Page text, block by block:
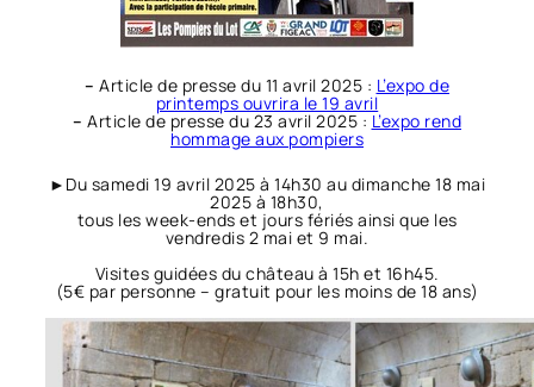
– Article de presse du 11 avril 2025 : L’expo de
printemps ouvrira le 19 avril
– Article de presse du 23 avril 2025 : L’expo rend
hommage aux pompiers
►Du samedi 19 avril 2025 à 14h30 au dimanche 18 mai
2025 à 18h30,
tous les week-ends et jours fériés ainsi que les
vendredis 2 mai et 9 mai.
Visites guidées du château à 15h et 16h45.
(5€ par personne – gratuit pour les moins de 18 ans)